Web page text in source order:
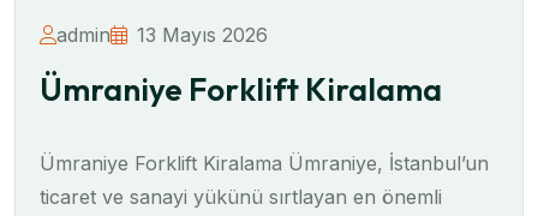
admin 13 Mayıs 2026
Ümraniye Forklift Kiralama
Ümraniye Forklift Kiralama Ümraniye, İstanbul’un
ticaret ve sanayi yükünü sırtlayan en önemli